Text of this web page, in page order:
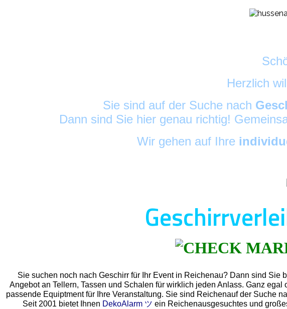
Herzlich
Sie sind auf der Suche nach
Dann sind Sie hier genau richtig!
Wir gehen auf Ihre
Sie suchen noch nach Geschirr für Ihr Event in Reichenau? Dann sind Sie
Angebot an Tellern, Tassen und Schalen für wirklich jeden Anlass. Ganz
passende Equiptment für Ihre Veranstaltung. Sie sind Reichenauf der Suche
Seit 2001 bietet Ihnen DekoAlarm ツ ein Reichenausgesuchtes und